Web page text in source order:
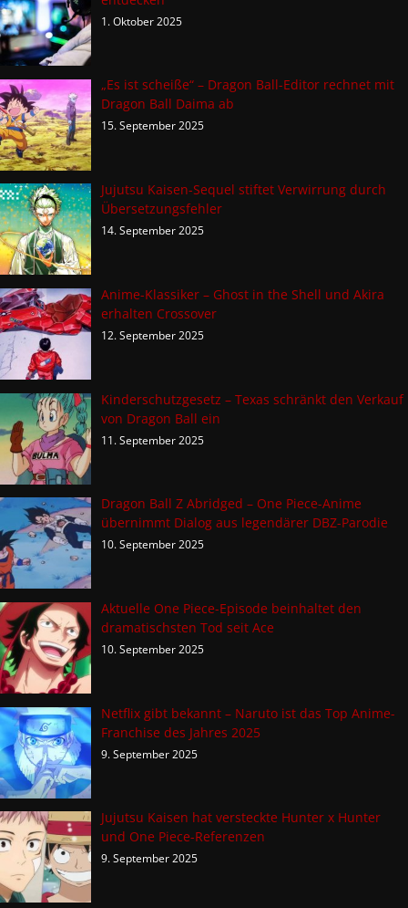
1. Oktober 2025
„Es ist scheiße“ – Dragon Ball-Editor rechnet mit
Dragon Ball Daima ab
15. September 2025
Jujutsu Kaisen-Sequel stiftet Verwirrung durch
Übersetzungsfehler
14. September 2025
Anime-Klassiker – Ghost in the Shell und Akira
erhalten Crossover
12. September 2025
Kinderschutzgesetz – Texas schränkt den Verkauf
von Dragon Ball ein
11. September 2025
Dragon Ball Z Abridged – One Piece-Anime
übernimmt Dialog aus legendärer DBZ-Parodie
10. September 2025
Aktuelle One Piece-Episode beinhaltet den
dramatischsten Tod seit Ace
10. September 2025
Netflix gibt bekannt – Naruto ist das Top Anime-
Franchise des Jahres 2025
9. September 2025
Jujutsu Kaisen hat versteckte Hunter x Hunter
und One Piece-Referenzen
9. September 2025